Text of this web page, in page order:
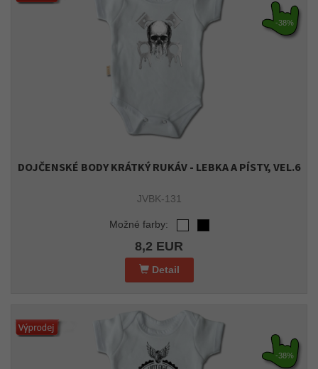
-38%
DOJČENSKÉ BODY KRÁTKÝ RUKÁV - LEBKA A PÍSTY, VEL.6
JVBK-131
Možné farby:
8,2 EUR
Detail
-38%